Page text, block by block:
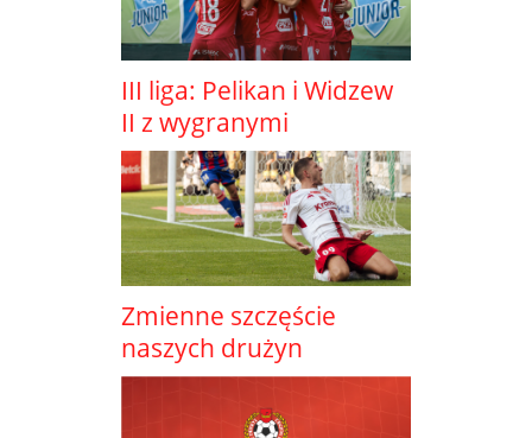
III liga: Pelikan i Widzew
II z wygranymi
Zmienne szczęście
naszych drużyn